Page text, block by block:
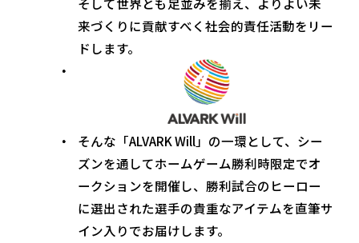
来づくりに貢献すべく社会的責任活動をリー
ドします。
そんな「ALVARK Will」の一環として、シー
ズンを通してホームゲーム勝利時限定でオ
ークションを開催し、勝利試合のヒーロー
に選出された選手の貴重なアイテムを直筆サ
イン入りでお届けします。